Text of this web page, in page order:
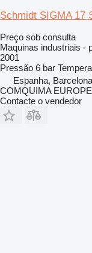
Schmidt SIGMA 17
Preço sob consulta
Maquinas industriais -
2001
Pressão 6 bar
Espanha, Barcelona
COMQUIMA EUROPE
Contacte o vendedor